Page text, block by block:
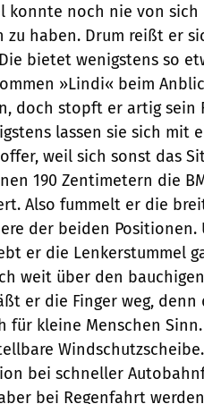
konnte noch nie von
zu haben. Drum reißt er
bietet wenigstens so
»Lindi« beim
doch stopft er artig sein
lassen sie sich mit
weil sich sonst das
190 Zentimetern die
Also fummelt er die
der beiden Positionen.
er die Lenkerstummel
weit über den
er die Finger weg,
für kleine Menschen Sinn.
bei schneller
bei Regenfahrt